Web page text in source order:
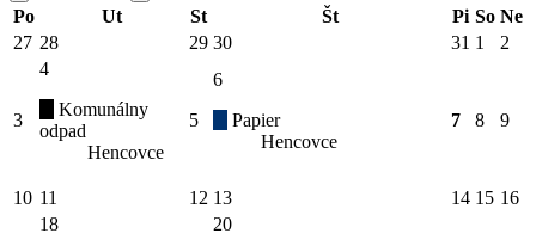
Po
Ut St Št Pi So Ne
27 28 29 30 31 1 2
3
4
Komunálny
odpad
Hencovce
5
6
Papier
Hencovce
7 8 9
10 11 12 13 14 15 16
18
20